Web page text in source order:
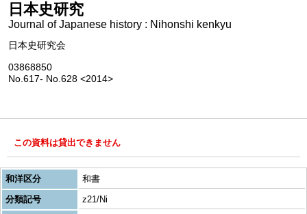
日本史研究
Journal of Japanese history : Nihonshi kenkyu
日本史研究会
03868850
No.617- No.628 <2014>
この資料は貸出できません
和洋区分
和書
分類記号
z21/Ni